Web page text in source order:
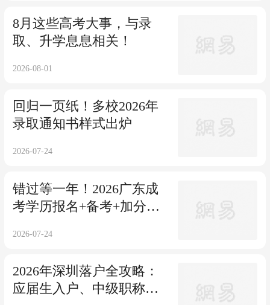
8月这些高考大事，与录
取、升学息息相关！
2026-08-01
回归一页纸！多校2026年
录取通知书样式出炉
2026-07-24
错过等一年！2026广东成
考学历报名+备考+加分规
2026-07-24
2026年深圳落户全攻略：
应届生入户、中级职称入